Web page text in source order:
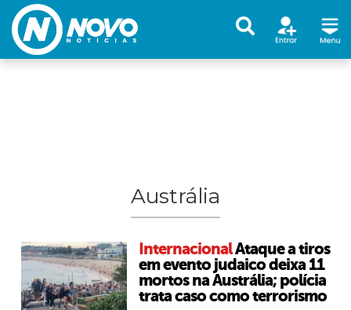
Austrália
InternacionalAtaque a tiros
em evento judaico deixa 11
mortos na Austrália; polícia
trata caso como terrorismo